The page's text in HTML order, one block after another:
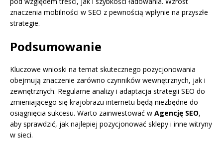
znaczenia mobilności w SEO z pewnością wpłynie na przyszłe
strategie.
Podsumowanie
Kluczowe wnioski na temat skutecznego pozycjonowania
obejmują znaczenie zarówno czynników wewnętrznych, jak i
zewnętrznych. Regularne analizy i adaptacja strategii SEO do
zmieniającego się krajobrazu internetu będą niezbędne do
osiągnięcia sukcesu. Warto zainwestować w Agencję SEO,
aby sprawdzić, jak najlepiej pozycjonować sklepy i inne witryny
w sieci.